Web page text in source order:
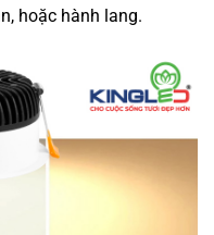
hoặc hành lang.